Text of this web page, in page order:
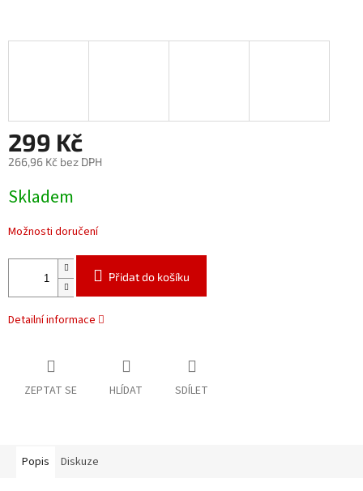
299 Kč
266,96 Kč bez DPH
cena:
Skladem
Možnosti doručení
Přidat do košíku
Detailní informace
ZEPTAT SE HLÍDAT SDÍLET
Popis Diskuze